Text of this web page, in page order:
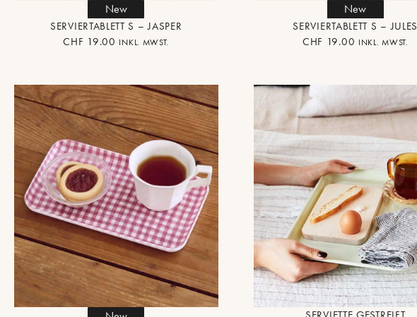
New
SERVIERTABLETT S – JASPER
CHF 19.00 INKL. MWST.
New
SERVIERTABLETT S – JULES
CHF 19.00 INKL. MWST.